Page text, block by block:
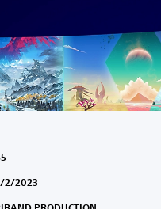
2/2023